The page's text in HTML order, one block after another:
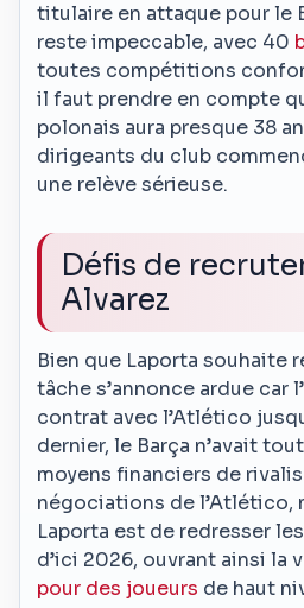
titulaire en attaque pour le
reste impeccable, avec 40
toutes compétitions
il faut prendre en compte
polonais aura presque 38
dirigeants du club
une relève sérieuse.
Défis de
Alvarez
Bien que Laporta souhaite
tâche s’annonce ardue car
contrat avec l’Atlético
dernier, le Barça n’avait
moyens financiers de
négociations de l’Atlético,
Laporta est de redresser
d’ici 2026, ouvrant ainsi la
pour des joueurs de haut